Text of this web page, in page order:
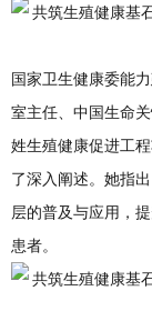
国家卫生健康委能
室主任、中国生命
姓生殖健康促进工
了深入阐述。她指
层的普及与应用，
患者。